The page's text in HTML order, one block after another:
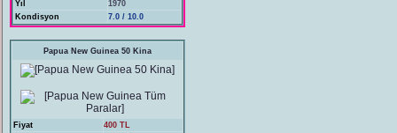
Yıl
1970
Kondisyon
7.0 / 10.0
Papua New Guinea 50 Kina
Fiyat
400 TL